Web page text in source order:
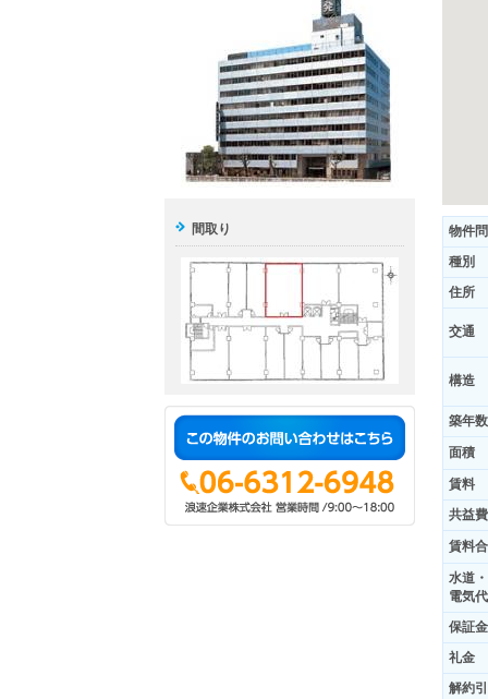
間取り
物件
種別
住所
交通
構造
築年数
面積
賃料
共益費
賃料
水道
電気代
保証
礼金
解約